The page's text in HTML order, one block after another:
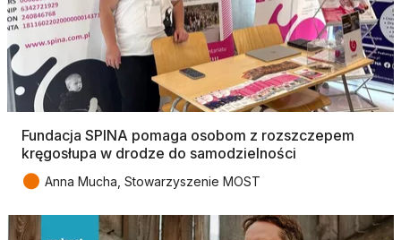
Fundacja SPINA pomaga osobom z rozszczepem
kręgosłupa w drodze do samodzielności
● Anna Mucha, Stowarzyszenie MOST